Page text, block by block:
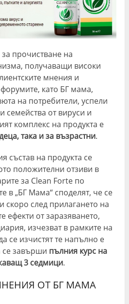
прочистване на
получаващи високи
мнения и
като БГ мама,
на потребители, успели
семейства от вируси и
комплекс на продукта е
така и за възрастни.
състав на продукта се
положителни отзиви в
за Clean Forte по
в „БГ Мама“ споделят, че се
скоро след прилагането на
ефекти от заразяването,
изчезват в рамките на
се изчистят те напълно е
се завърши пълния курс на
3 седмици.
ОТ БГ МАМА